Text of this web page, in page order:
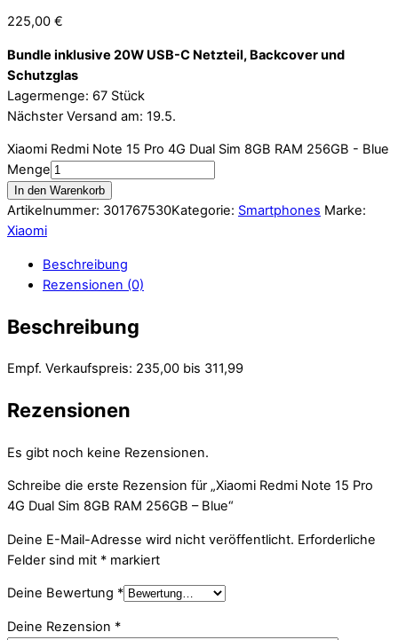
225,00 €
Bundle inklusive 20W USB-C Netzteil, Backcover und
Schutzglas
Lagermenge: 67 Stück
Nächster Versand am: 19.5.
Xiaomi Redmi Note 15 Pro 4G Dual Sim 8GB RAM 256GB - Blue
Menge
In den Warenkorb
Artikelnummer: 301767530Kategorie: Smartphones Marke:
Xiaomi
Beschreibung
Rezensionen (0)
Beschreibung
Empf. Verkaufspreis: 235,00 bis 311,99
Rezensionen
Es gibt noch keine Rezensionen.
Schreibe die erste Rezension für „Xiaomi Redmi Note 15 Pro
4G Dual Sim 8GB RAM 256GB – Blue“
Deine E-Mail-Adresse wird nicht veröffentlicht. Erforderliche
Felder sind mit * markiert
Deine Bewertung *
Deine Rezension *